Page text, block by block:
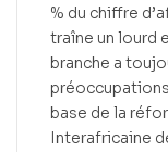
% du chiffre
traîne un lourd
branche a
base de la
Interafricaine